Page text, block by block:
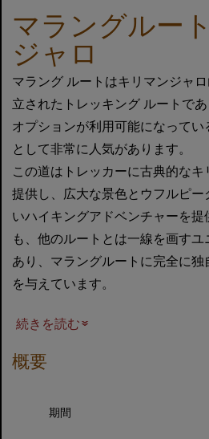
マラングルー
ジャロ
マラング ルートはキリマンジャ
立されたトレッキング ルートで
オプションが利用可能になって
として非常に人気があります。
この道はトレッカーに古典的な
提供し、広大な景色とウフルピ
いハイキングアドベンチャーを
も、他のルートとは一線を画す
あり、マラングルートに完全に
を与えています。
続きを読む
概要
期間